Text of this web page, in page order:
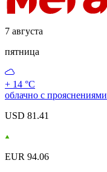
7 августа
пятница
+ 14 °С
облачно с прояснениями
USD 81.41
EUR 94.06